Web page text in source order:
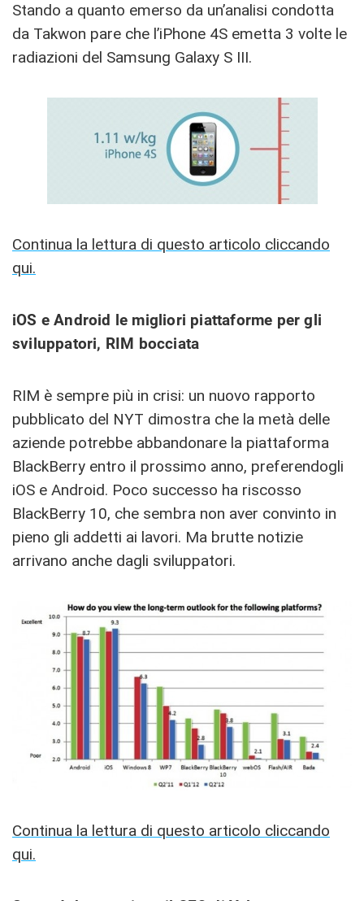
Stando a quanto emerso da un’analisi condotta
da Takwon pare che l’iPhone 4S emetta 3 volte le
radiazioni del Samsung Galaxy S III.
Continua la lettura di questo articolo cliccando
qui.
iOS e Android le migliori piattaforme per gli
sviluppatori, RIM bocciata
RIM è sempre più in crisi: un nuovo rapporto
pubblicato del NYT dimostra che la metà delle
aziende potrebbe abbandonare la piattaforma
BlackBerry entro il prossimo anno, preferendogli
iOS e Android. Poco successo ha riscosso
BlackBerry 10, che sembra non aver convinto in
pieno gli addetti ai lavori. Ma brutte notizie
arrivano anche dagli sviluppatori.
Continua la lettura di questo articolo cliccando
qui.